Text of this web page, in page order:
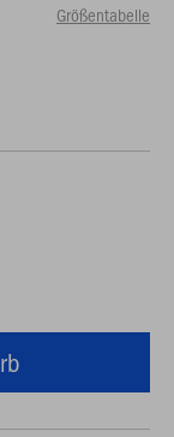
Größentabelle